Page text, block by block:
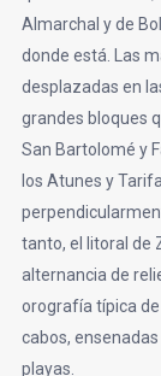
Almarchal y de
donde está. Las
desplazadas en
grandes bloques
San Bartolomé y
los Atunes y
tanto, el litoral de
alternancia de
orografía típica
cabos,
playas.